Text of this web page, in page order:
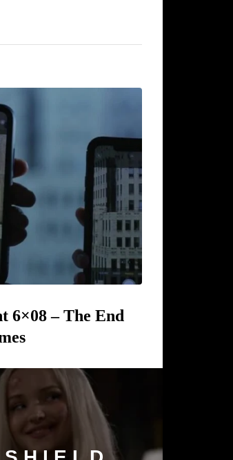
6×08 – The End